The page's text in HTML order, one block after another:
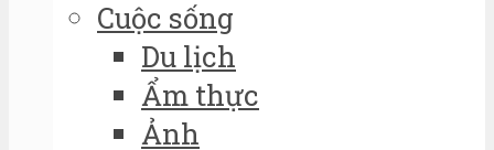
Cuộc sống
Du lịch
Ẩm thực
Ảnh